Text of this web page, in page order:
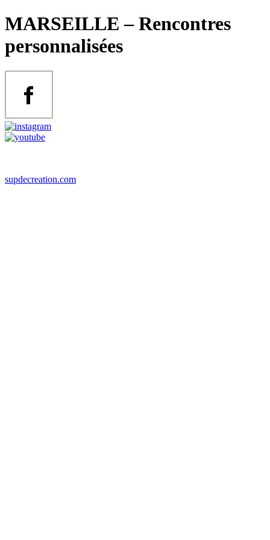
Skip
to
MARSEILLE – Rencontres
personnalisées
supdecreation.com